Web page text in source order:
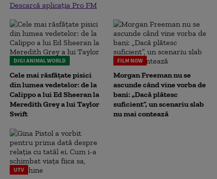
Descarcă aplicația Pro FM
DIGI ANIMAL WORLD
Cele mai răsfățate pisici
din lumea vedetelor: de la
Calippo a lui Ed Sheeran la
Meredith Grey a lui Taylor
Swift
FILM NOW
Morgan Freeman nu se
ascunde când vine vorba de
bani: „Dacă plătesc
suficient”, un scenariu slab
nu mai contează
UTV